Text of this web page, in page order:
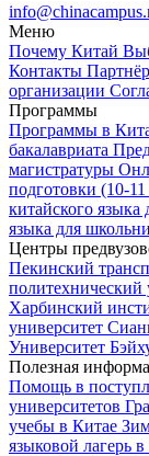
Меню
Почему Китай
Контакты
организации
Программы
Программы в
бакалавриата
магистратуры
подготовки (10-11
китайского языка
языка для
Центры
Пекинский
политехнический
Харбинский
университет
Университет
Полезная
Помощь в
университетов
учебы в Китае
языковой лагерь